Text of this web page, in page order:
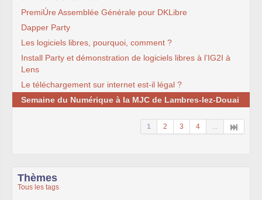
PremiÚre Assemblée Générale pour DKLibre
Dapper Party
Les logiciels libres, pourquoi, comment ?
Install Party et démonstration de logiciels libres à l’IG2I à
Lens
Le téléchargement sur internet est-il légal ?
Semaine du Numérique à la MJC de Lambres-lez-Douai
1 2 3 4 ...
Thèmes
Tous les tags